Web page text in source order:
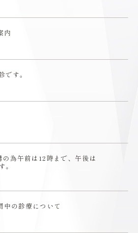
内
す。
為午前は12時まで、午後は
。
中の診療について